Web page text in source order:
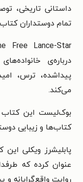
داستانی تاریخی،
تمام دوستداران
درباره‌‌ی
پیداشده، ترس،
می‌کند.
بوک‌لیست این کتاب
کتاب‌ها و زیبایی
پابلیشرز ویکلی
عنوان کرده که
روایت واقع‌گرایانه